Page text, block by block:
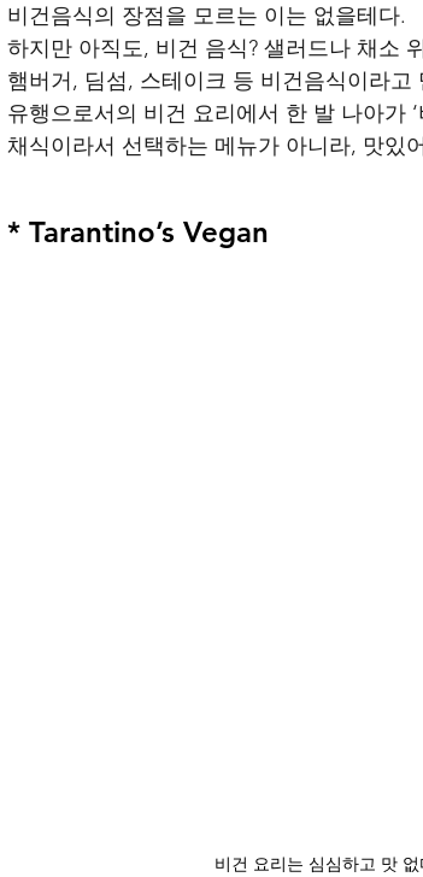
비건음식의 장점을 모르는 이는 없을테다.
하지만 아직도, 비건 음식? 샐러드나 채소
햄버거, 딤섬, 스테이크 등 비건음식이라
유행으로서의 비건 요리에서 한 발 나아가
채식이라서 선택하는 메뉴가 아니라, 맛있
* Tarantino’s Vegan
비건 요리는 심심하고 맛